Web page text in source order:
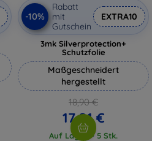
-10%
Rabatt
mit
Gutschein
EXTRA10
3mk Silverprotection+
Schutzfolie
Maßgeschneidert
hergestellt
18,90 €
17,01 €
Auf Lager > 5 Stk.